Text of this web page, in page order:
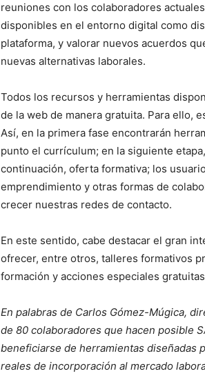
reuniones con los colaboradores
disponibles en el entorno digital como
plataforma, y valorar nuevos acuerdos
nuevas alternativas laborales.
Todos los recursos y herramientas
de la web de manera gratuita. Para ello,
Así, en la primera fase encontrarán
punto el currículum; en la siguiente
continuación, oferta formativa; los
emprendimiento y otras formas de
crecer nuestras redes de contacto.
En este sentido, cabe destacar el gran
ofrecer, entre otros, talleres formativos
formación y acciones especiales
En palabras de Carlos Gómez-Múgica,
de 80 colaboradores que hacen posible
beneficiarse de herramientas diseñadas
reales de incorporación al mercado